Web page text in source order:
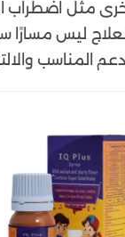
مثل اضطراب
ليس مسارًا
المناسب